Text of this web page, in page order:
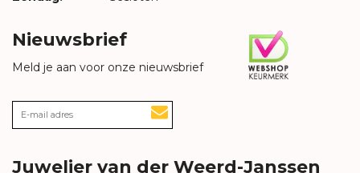
Nieuwsbrief
Meld je aan voor onze nieuwsbrief
Juwelier van der Weerd-Janssen